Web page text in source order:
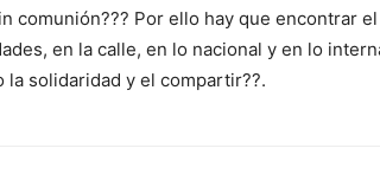
comunión??? Por ello hay que encontrar
en la calle, en lo nacional y en lo
solidaridad y el compartir??.